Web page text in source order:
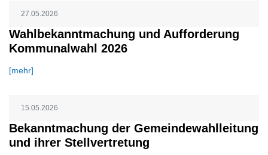
27.05.2026
Wahlbekanntmachung und Aufforderung
Kommunalwahl 2026
[mehr]
15.05.2026
Bekanntmachung der Gemeindewahlleitung
und ihrer Stellvertretung